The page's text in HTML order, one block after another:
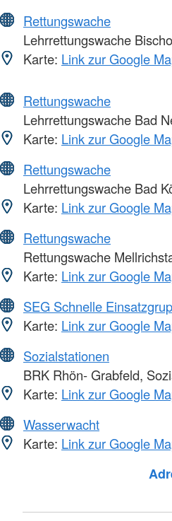
Rettungswache
Lehrrettungswache
Karte: Link zur Google
Rettungswache
Lehrrettungswache Bad
Karte: Link zur Google
Rettungswache
Lehrrettungswache Bad
Karte: Link zur Google
Rettungswache
Rettungswache
Karte: Link zur Google
SEG Schnelle
Karte: Link zur Google
Sozialstationen
BRK Rhön- Grabfeld,
Karte: Link zur Google
Wasserwacht
Karte: Link zur Google